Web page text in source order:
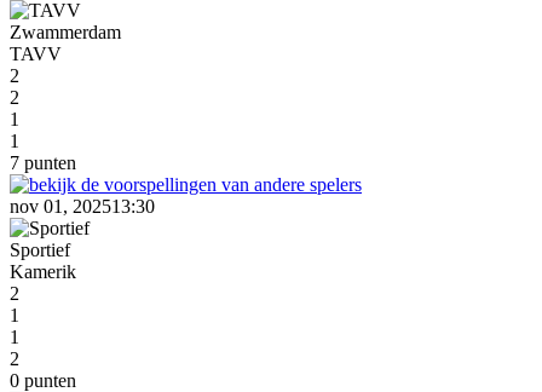
Zwammerdam
TAVV
2
2
1
1
7 punten
nov 01, 202513:30
Sportief
Kamerik
2
1
1
2
0 punten